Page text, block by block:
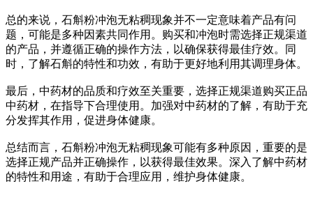
总的来说，石斛粉冲泡无粘稠现象并不一定意味着产品有问
题，可能是多种因素共同作用。购买和冲泡时需选择正规渠道
的产品，并遵循正确的操作方法，以确保获得最佳疗效。同
时，了解石斛的特性和功效，有助于更好地利用其调理身体。
最后，中药材的品质和疗效至关重要，选择正规渠道购买正品
中药材，在指导下合理使用。加强对中药材的了解，有助于充
分发挥其作用，促进身体健康。
总结而言，石斛粉冲泡无粘稠现象可能有多种原因，重要的是
选择正规产品并正确操作，以获得最佳效果。深入了解中药材
的特性和用途，有助于合理应用，维护身体健康。